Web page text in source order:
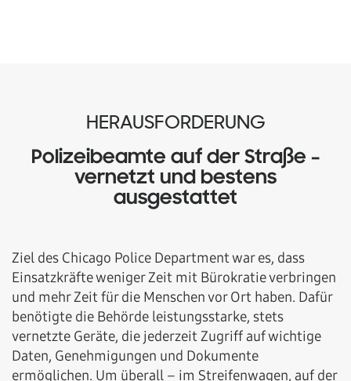
HERAUSFORDERUNG
Polizeibeamte auf der Straße –
vernetzt und bestens
ausgestattet
Ziel des Chicago Police Department war es, dass
Einsatzkräfte weniger Zeit mit Bürokratie verbringen
und mehr Zeit für die Menschen vor Ort haben. Dafür
benötigte die Behörde leistungsstarke, stets
vernetzte Geräte, die jederzeit Zugriff auf wichtige
Daten, Genehmigungen und Dokumente
ermöglichen. Um überall ­– im Streifenwagen, auf der